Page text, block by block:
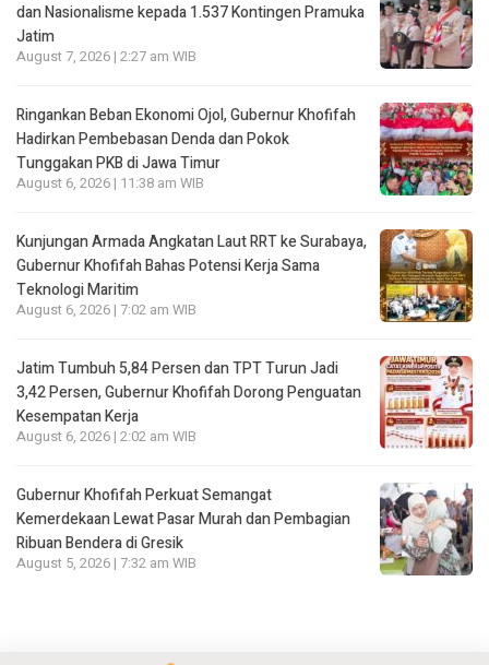
dan Nasionalisme kepada 1.537 Kontingen Pramuka
Jatim
August 7, 2026 | 2:27 am WIB
Ringankan Beban Ekonomi Ojol, Gubernur Khofifah
Hadirkan Pembebasan Denda dan Pokok
Tunggakan PKB di Jawa Timur
August 6, 2026 | 11:38 am WIB
Kunjungan Armada Angkatan Laut RRT ke Surabaya,
Gubernur Khofifah Bahas Potensi Kerja Sama
Teknologi Maritim
August 6, 2026 | 7:02 am WIB
Jatim Tumbuh 5,84 Persen dan TPT Turun Jadi
3,42 Persen, Gubernur Khofifah Dorong Penguatan
Kesempatan Kerja
August 6, 2026 | 2:02 am WIB
Gubernur Khofifah Perkuat Semangat
Kemerdekaan Lewat Pasar Murah dan Pembagian
Ribuan Bendera di Gresik
August 5, 2026 | 7:32 am WIB